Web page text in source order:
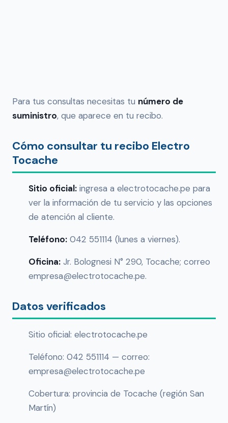
Para tus consultas necesitas tu número de
suministro, que aparece en tu recibo.
Cómo consultar tu recibo Electro
Tocache
Sitio oficial: ingresa a electrotocache.pe para
ver la información de tu servicio y las opciones
de atención al cliente.
Teléfono: 042 551114 (lunes a viernes).
Oficina: Jr. Bolognesi N° 290, Tocache; correo
empresa@electrotocache.pe.
Datos verificados
Sitio oficial: electrotocache.pe
Teléfono: 042 551114 — correo:
empresa@electrotocache.pe
Cobertura: provincia de Tocache (región San
Martín)